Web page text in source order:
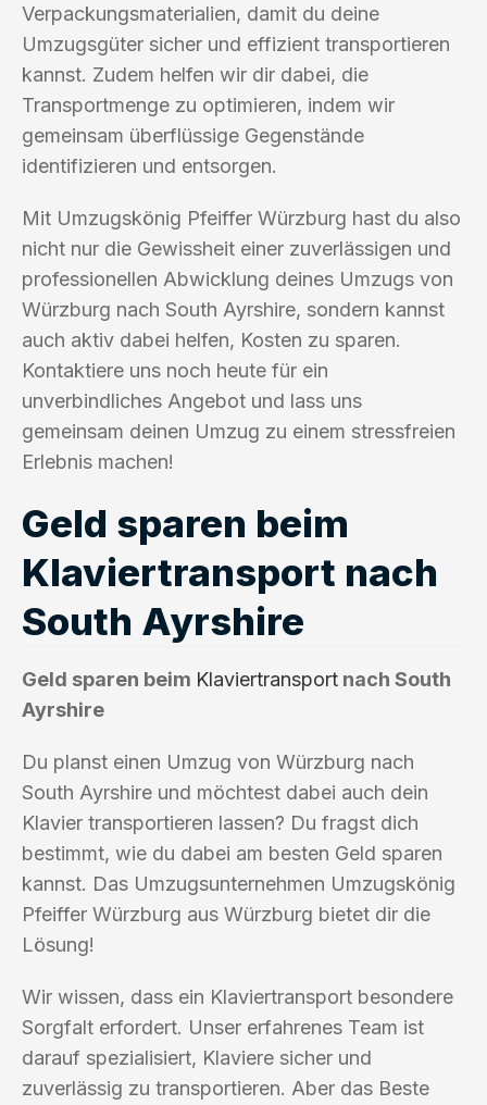
Verpackungsmaterialien, damit du deine
Umzugsgüter sicher und effizient transportieren
kannst. Zudem helfen wir dir dabei, die
Transportmenge zu optimieren, indem wir
gemeinsam überflüssige Gegenstände
identifizieren und entsorgen.
Mit Umzugskönig Pfeiffer Würzburg hast du also
nicht nur die Gewissheit einer zuverlässigen und
professionellen Abwicklung deines Umzugs von
Würzburg nach South Ayrshire, sondern kannst
auch aktiv dabei helfen, Kosten zu sparen.
Kontaktiere uns noch heute für ein
unverbindliches Angebot und lass uns
gemeinsam deinen Umzug zu einem stressfreien
Erlebnis machen!
Geld sparen beim
Klaviertransport nach
South Ayrshire
Geld sparen beim Klaviertransport nach South
Ayrshire
Du planst einen Umzug von Würzburg nach
South Ayrshire und möchtest dabei auch dein
Klavier transportieren lassen? Du fragst dich
bestimmt, wie du dabei am besten Geld sparen
kannst. Das Umzugsunternehmen Umzugskönig
Pfeiffer Würzburg aus Würzburg bietet dir die
Lösung!
Wir wissen, dass ein Klaviertransport besondere
Sorgfalt erfordert. Unser erfahrenes Team ist
darauf spezialisiert, Klaviere sicher und
zuverlässig zu transportieren. Aber das Beste